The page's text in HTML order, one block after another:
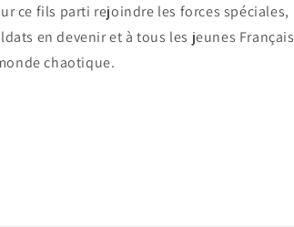
ce fils parti rejoindre les forces spéciales,
en devenir et à tous les jeunes Français
chaotique.